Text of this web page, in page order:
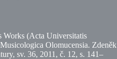
Works (Acta Universitatis
Olomucensia. Zdeněk
sv. 36, 2011, č. 12, s. 141–